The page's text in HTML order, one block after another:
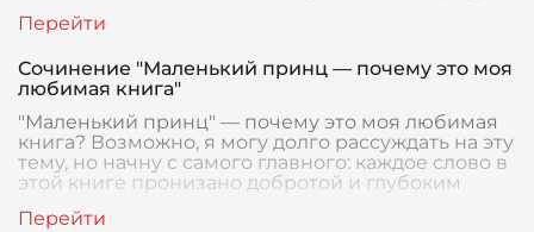
Сочинение "Маленький принц — почему это моя
любимая книга"
"Маленький принц" — почему это моя любимая
книга? Возможно, я могу долго рассуждать на эту
тему, но начну с самого главного: каждое слово в
этой книге пронизано добротой и глубоким